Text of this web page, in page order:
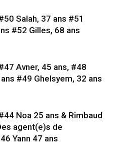
Salah, 37 ans #51
#52 Gilles, 68 ans
Avner, 45 ans, #48
#49 Ghelsyem, 32 ans
Noa 25 ans & Rimbaud
agent(e)s de
Yann 47 ans